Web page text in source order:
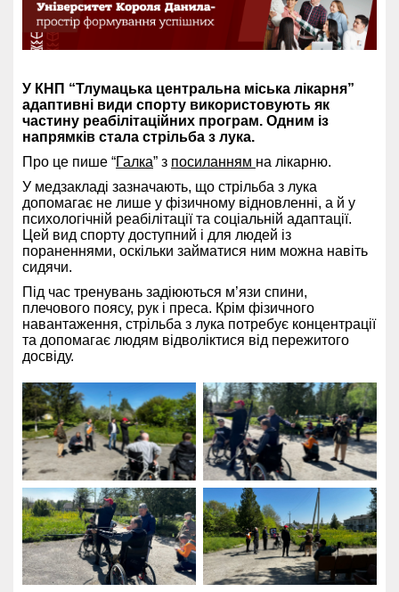
У КНП “Тлумацька центральна міська лікарня”
адаптивні види спорту використовують як
частину реабілітаційних програм. Одним із
напрямків стала стрільба з лука.
Про це пише “Галка” з посиланням на лікарню.
У медзакладі зазначають, що стрільба з лука
допомагає не лише у фізичному відновленні, а й у
психологічній реабілітації та соціальній адаптації.
Цей вид спорту доступний і для людей із
пораненнями, оскільки займатися ним можна навіть
сидячи.
Під час тренувань задіюються м’язи спини,
плечового поясу, рук і преса. Крім фізичного
навантаження, стрільба з лука потребує концентрації
та допомагає людям відволіктися від пережитого
досвіду.